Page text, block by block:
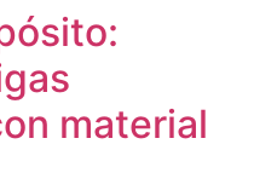
material